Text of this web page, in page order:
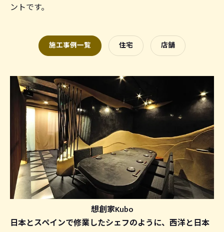
ントです。
施工事例一覧 住宅 店舗
想創家Kubo
日本とスペインで修業したシェフのように、西洋と日本